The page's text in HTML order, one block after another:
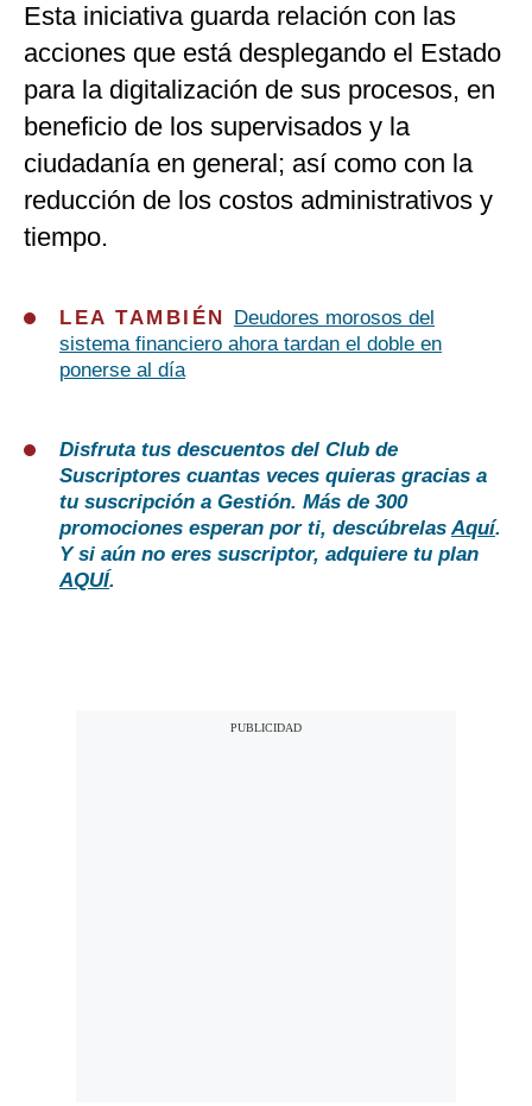
Esta iniciativa guarda relación con las
acciones que está desplegando el Estado
para la digitalización de sus procesos, en
beneficio de los supervisados y la
ciudadanía en general; así como con la
reducción de los costos administrativos y
tiempo.
LEA TAMBIÉN
Deudores morosos del
sistema financiero ahora tardan el doble en
ponerse al día
Disfruta tus descuentos del Club de
Suscriptores cuantas veces quieras gracias a
tu suscripción a Gestión. Más de 300
promociones esperan por ti, descúbrelasAquí.
Y si aún no eres suscriptor, adquiere tu plan
AQUÍ.